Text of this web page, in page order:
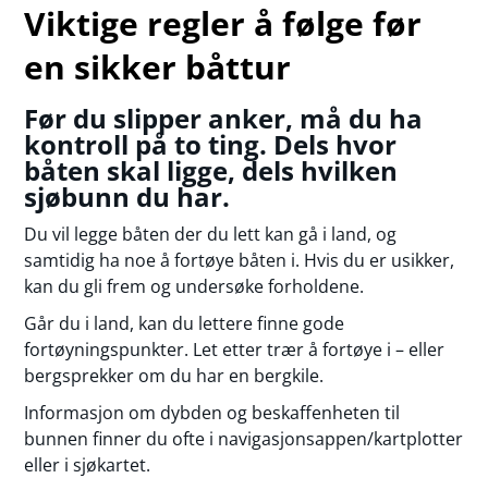
Viktige regler å følge før
en sikker båttur
Før du slipper anker, må du ha
kontroll på to ting. Dels hvor
båten skal ligge, dels hvilken
sjøbunn du har.
Du vil legge båten der du lett kan gå i land, og
samtidig ha noe å fortøye båten i. Hvis du er usikker,
kan du gli frem og undersøke forholdene.
Går du i land, kan du lettere finne gode
fortøyningspunkter. Let etter trær å fortøye i – eller
bergsprekker om du har en bergkile.
Informasjon om dybden og beskaffenheten til
bunnen finner du ofte i navigasjonsappen/kartplotter
eller i sjøkartet.